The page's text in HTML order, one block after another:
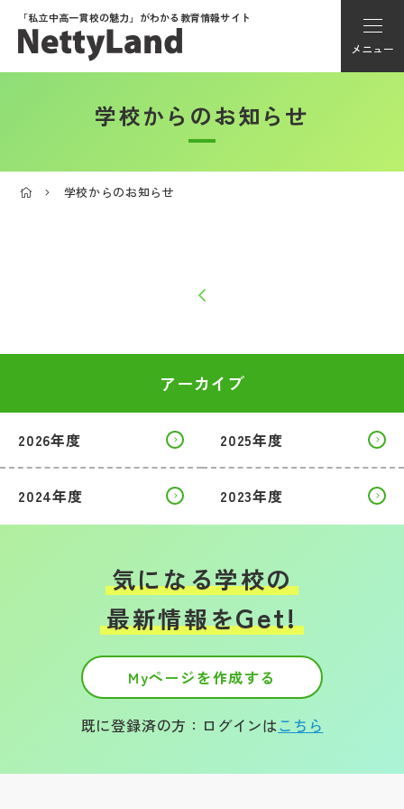
「私立中高一貫校の魅力」がわかる教育情報サイト
メニュー
アカウント登録
帰国生受験情報
説明会・イベント情報
学校からのお知らせ
学校HP最新情報
NettyLandかわら版
学校からのお知らせ
学校からのお知らせ
アーカイブ
2026年度 2025年度
2024年度 2023年度
気になる学校の
最新情報をGet!
Myページを作成する
既に登録済の方：ログインはこちら